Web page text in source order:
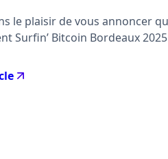
le plaisir de vous annoncer
Surfin’ Bitcoin Bordeaux